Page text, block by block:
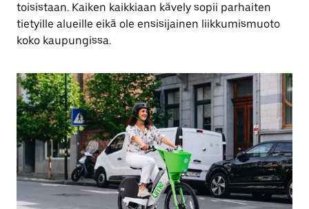
toisistaan. Kaiken kaikkiaan kävely sopii parhaiten
tietyille alueille eikä ole ensisijainen liikkumismuoto
koko kaupungissa.